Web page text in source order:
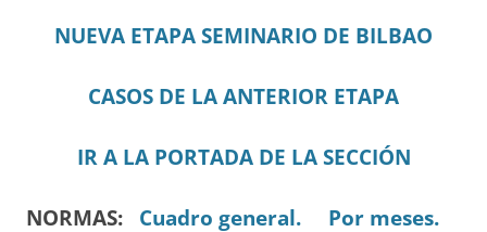
NUEVA ETAPA SEMINARIO DE BILBAO
CASOS DE LA ANTERIOR ETAPA
IR A LA PORTADA DE LA SECCIÓN
NORMAS: Cuadro general.
Por meses.